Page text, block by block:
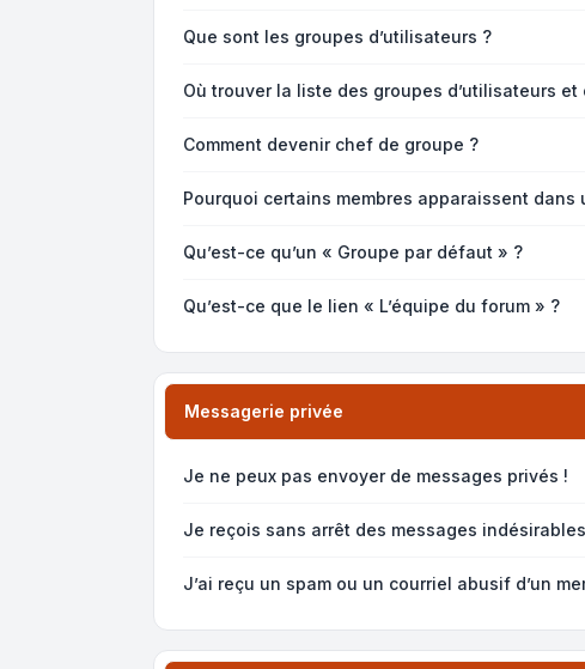
Que sont les groupes d’utilisateurs ?
Où trouver la liste des groupes d’utilisateurs
Comment devenir chef de groupe ?
Pourquoi certains membres apparaissent
Qu’est-ce qu’un « Groupe par défaut » ?
Qu’est-ce que le lien « L’équipe du forum » ?
Messagerie privée
Je ne peux pas envoyer de messages privés !
Je reçois sans arrêt des messages
J’ai reçu un spam ou un courriel abusif d’un